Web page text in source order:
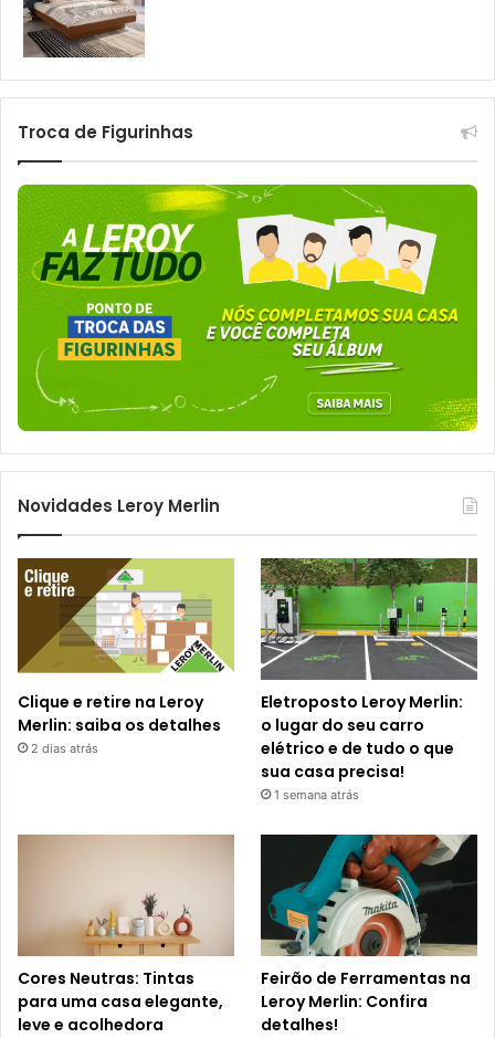
Troca de Figurinhas
Novidades Leroy Merlin
Clique e retire na Leroy
Merlin: saiba os detalhes
2 dias atrás
Eletroposto Leroy Merlin:
o lugar do seu carro
elétrico e de tudo o que
sua casa precisa!
1 semana atrás
Cores Neutras: Tintas
para uma casa elegante,
leve e acolhedora
Feirão de Ferramentas na
Leroy Merlin: Confira
detalhes!